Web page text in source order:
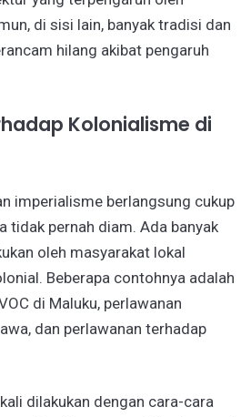
di sisi lain, banyak tradisi dan
hilang akibat pengaruh
Kolonialisme di
imperialisme berlangsung cukup
tidak pernah diam. Ada banyak
oleh masyarakat lokal
Beberapa contohnya adalah
di Maluku, perlawanan
dan perlawanan terhadap
dilakukan dengan cara-cara